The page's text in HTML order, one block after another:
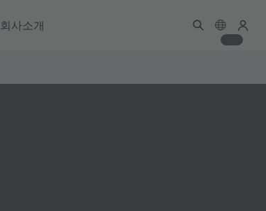
회사소개